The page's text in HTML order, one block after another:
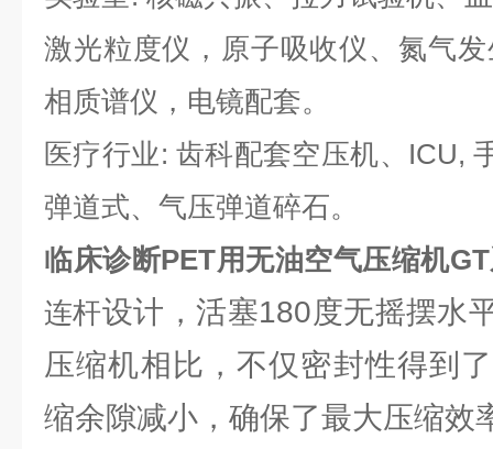
激光粒度仪，原子吸收仪、氮气
相质谱仪，电镜配套。
医疗行业: 齿科配套空压机、ICU,
弹道式、气压弹道碎石。
临床诊断PET用无油空气压缩机
连杆设计，活塞180度无摇摆水
压缩机相比，不仅密封性得到
缩余隙减小，确保了最大压缩效